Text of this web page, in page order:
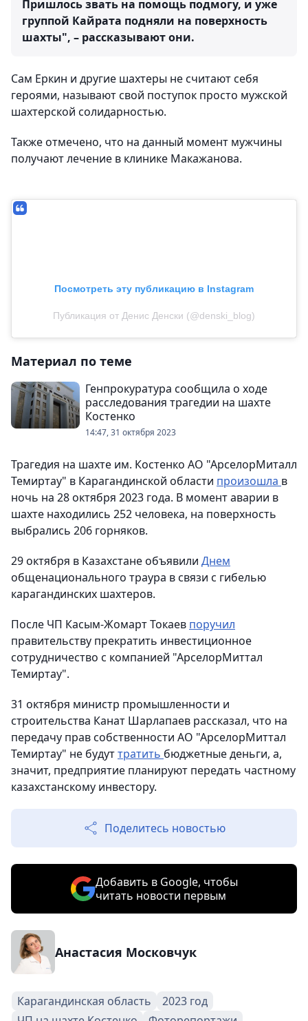
Пришлось звать на помощь подмогу, и уже
группой Кайрата подняли на поверхность
шахты", – рассказывают они.
Сам Еркин и другие шахтеры не считают себя
героями,​ называют​ свой поступок просто мужской
шахтерской солидарностью.
Также отмечено, что на данный момент мужчины
получают лечение в клинике Макажанова.
Посмотреть эту публикацию в Instagram
Публикация от Денис Денски (@denski_blog)
Материал по теме
Генпрокуратура сообщила о ходе
расследования трагедии на шахте
Костенко
14:47, 31 октября 2023
Трагедия на шахте им. Костенко АО "АрселорМиталл
Темиртау" в Карагандинской области произошла в
ночь на 28 октября 2023 года. В момент аварии в
шахте находились 252 человека, на поверхность
выбрались 206 горняков.
29 октября в Казахстане объявили Днем
общенационального траура в связи с гибелью
карагандинских шахтеров.
После ЧП Касым-Жомарт Токаев поручил
правительству прекратить инвестиционное
сотрудничество с компанией "АрселорМиттал
Темиртау".
31 октября министр промышленности и
строительства Канат Шарлапаев рассказал, что на
передачу прав собственности АО "АрселорМиттал
Темиртау" не будуттратить бюджетные деньги, а,
значит, предприятие планируют передать частному
казахстанскому инвестору.
Поделитесь новостью
Добавить в Google, чтобы
читать новости первым
Анастасия Московчук
Карагандинская область
2023 год